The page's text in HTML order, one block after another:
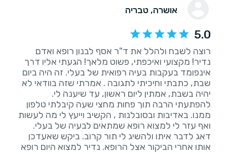
אושרה, טבריה
5.0
רוצה לשבח ולהלל את ד"ר אסף לבנון רופא ואדם
נדיר! מקצועי ואיכפתי, פשוט מלאך! הגעתי אליו דרך
אינפומד בעקבות בעיה רפואית של בעלי. זה היה ביום
שבת, כתבתי וחיכיתי לתגובה . אמרתי שזה בוודאי לא
יהיה בשבת, אמתין ליום ראשון, עד שיענה לי.
להפתעתי הרבה תוך פחות מחצי שעה קיבלתי טלפון
ממנו. באדיבות ובסובלנות , הקשיב וייעץ לי מה לעשות
ואף עזר לי למצוא רופא שמתאים לבעיה של בעלי.
דאג לדבר איתו ולהשיג לי תור קרוב. ביקש שאעדכן
אותו אחרי הביקור אצל הרופא. נדיר למצוא היום רופא